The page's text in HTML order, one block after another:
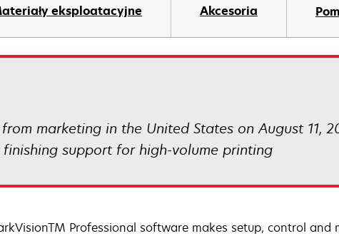
eksploatacyjne Akcesoria
marketing in the United States on August 11,
support for high-volume printing
Professional software makes setup, control